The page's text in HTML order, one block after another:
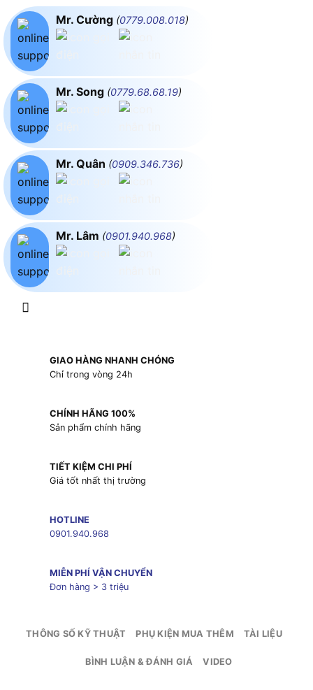
Mr. Cường (0779.008.018)
Mr. Song (0779.68.68.19)
Mr. Quân (0909.346.736)
Mr. Lâm (0901.940.968)
GIAO HÀNG NHANH CHÓNG
Chỉ trong vòng 24h
CHÍNH HÃNG 100%
Sản phẩm chính hãng
TIẾT KIỆM CHI PHÍ
Giá tốt nhất thị trường
HOTLINE
0901.940.968
MIỄN PHÍ VẬN CHUYỂN
Đơn hàng > 3 triệu
THÔNG SỐ KỸ THUẬT PHỤ KIỆN MUA THÊM TÀI LIỆU
BÌNH LUẬN & ĐÁNH GIÁ VIDEO